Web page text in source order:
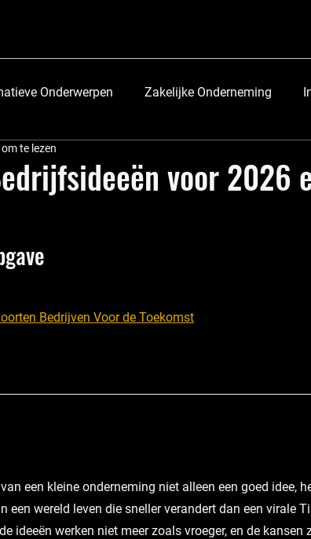
Onderwerpen Zakelijke Onderneming
voor 2026
te lezen
Bedrijven Voor de Toekomst
een kleine onderneming niet alleen een goed idee,
een wereld leven die sneller verandert dan een virale
ideeën werken niet meer zoals vroeger, en de